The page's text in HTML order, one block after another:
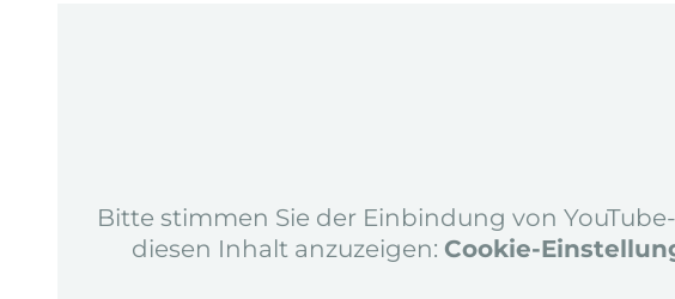
Bitte stimmen Sie der Einbindung von
diesen Inhalt anzuzeigen: Cookie-